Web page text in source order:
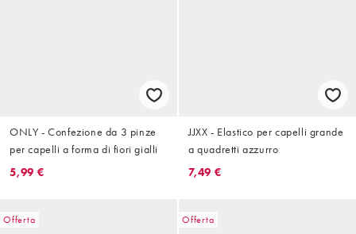
ONLY - Confezione da 3 pinze
per capelli a forma di fiori gialli
5,99 €
JJXX - Elastico per capelli grande
a quadretti azzurro
7,49 €
Offerta Offerta